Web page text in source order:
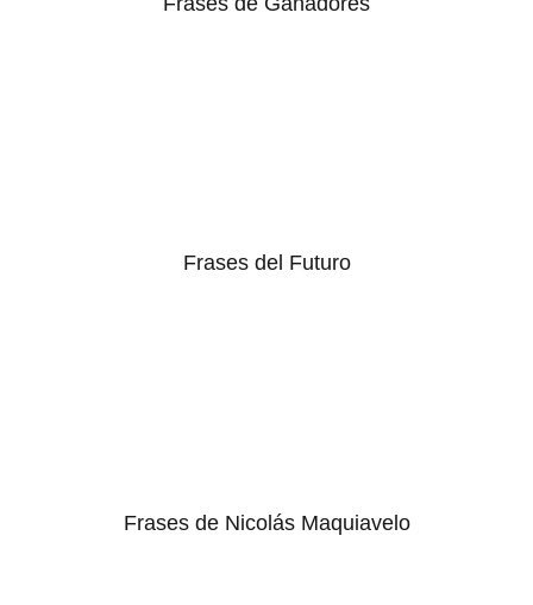
Frases del Futuro
Frases de Nicolás Maquiavelo